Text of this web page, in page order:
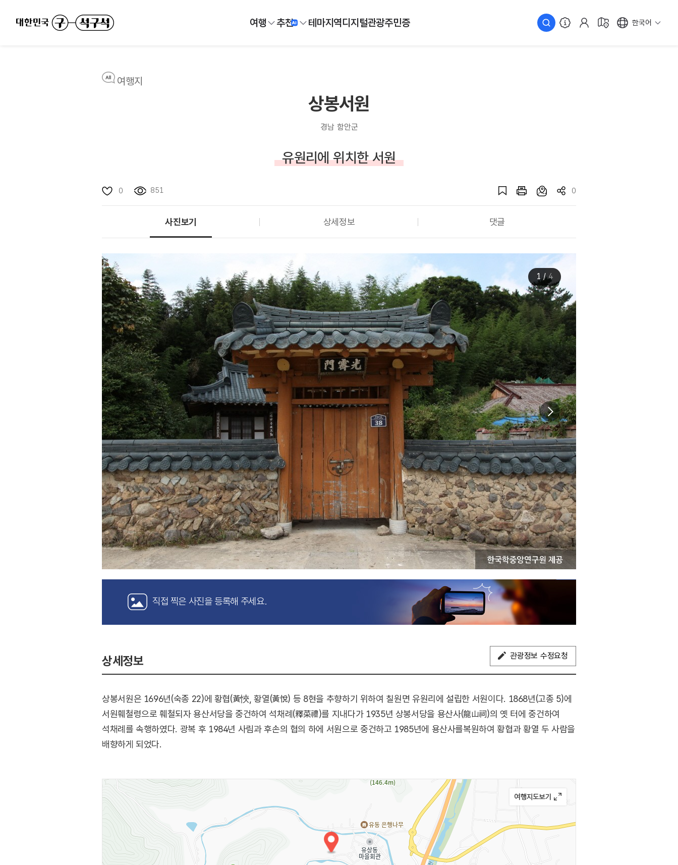
여행 추천 테마지역디지털관광주민증 한국어
여행지
상봉서원
경남 함안군
유원리에 위치한 서원
0 851 0
사진보기 상세정보 댓글
1 /4
직접 찍은 사진을 등록해 주세요.
상세정보 관광정보 수정요청
상봉서원은 1696년(숙종 22)에 황협(黃悏, 황열(黃悅) 등 8현을 추향하기 위하여 칠원면 유원리에 설립한 서원이다. 1868년(고종 5)에
서원훼철령으로 훼철되자 용산서당을 중건하여 석채례(釋菜禮)를 지내다가 1935년 상봉서당을 용산사(龍山祠)의 옛 터에 중건하여
석채례를 속행하였다. 광복 후 1984년 사림과 후손의 협의 하에 서원으로 중건하고 1985년에 용산사를복원하여 황협과 황열 두 사람을
배향하게 되었다.